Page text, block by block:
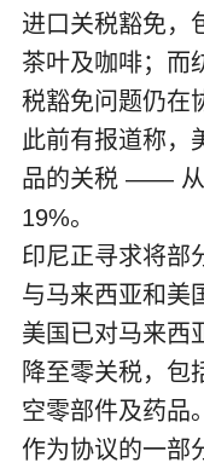
进口关税豁免，
茶叶及咖啡；而
税豁免问题仍在
此前有报道称，
品的关税 —— 从
19%。
印尼正寻求将部
与马来西亚和美
美国已对马来西
降至零关税，包
空零部件及药品。
作为协议的一部